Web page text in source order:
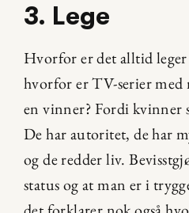
3. Lege
Hvorfor er det alltid
hvorfor er TV-serier
en vinner? Fordi kvinner
De har autoritet, de har
og de redder liv.
status og at man er i